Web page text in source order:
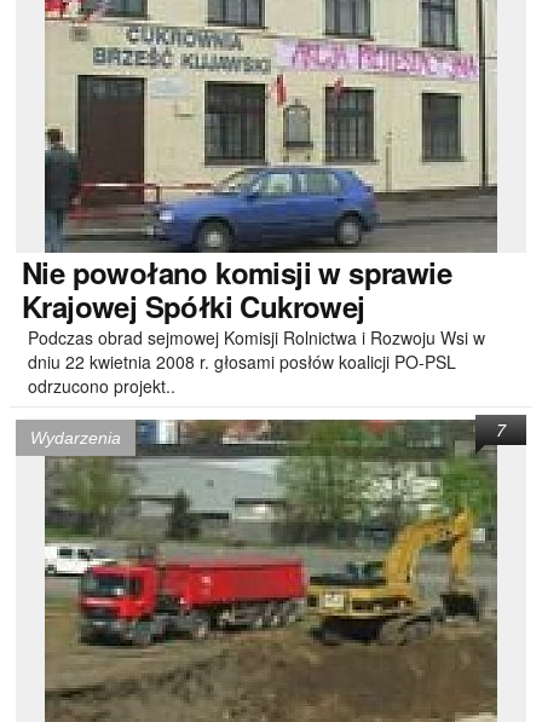
Niepowołano komisji w sprawie
Krajowej Spółki Cukrowej
Podczas obrad sejmowej Komisji Rolnictwa i Rozwoju Wsi w
dniu 22 kwietnia 2008 r. głosami posłów koalicji PO-PSL
odrzucono projekt..
Wydarzenia 7